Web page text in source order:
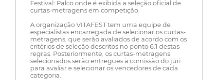
Festival: Palco onde é exibida a seleção oficial de
curtas-metragens em competição.
A organização VITAFEST tem uma equipe de
especialistas encarregada de selecionar os curtas-
metragens, que serão avaliados de acordo com os
critérios de seleção descritos no ponto 6.1 destas
regras. Posteriormente, os curtas-metragens
selecionados serão entregues à comissão do júri
para avaliar e selecionar os vencedores de cada
categoria.